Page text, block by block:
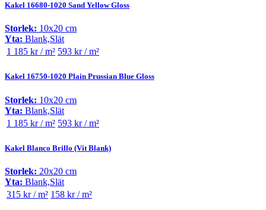
Kakel 16680-1020 Sand Yellow Gloss
Storlek: 10x20 cm
Yta: Blank,Slät
1 185 kr / m² 593 kr / m²
Kakel 16750-1020 Plain Prussian Blue Gloss
Storlek: 10x20 cm
Yta: Blank,Slät
1 185 kr / m² 593 kr / m²
Kakel Blanco Brillo (Vit Blank)
Storlek: 20x20 cm
Yta: Blank,Slät
315 kr / m² 158 kr / m²